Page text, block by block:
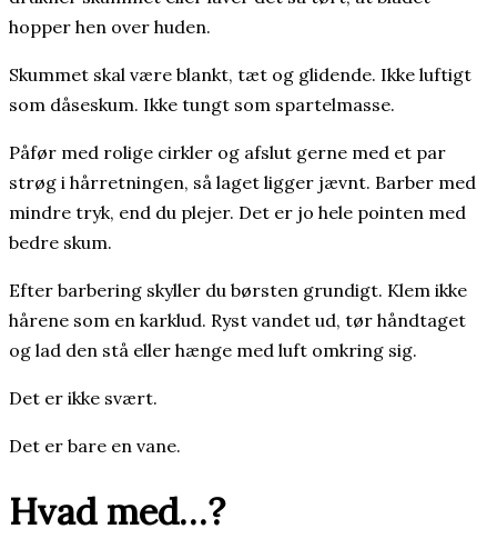
hopper hen over huden.
Skummet skal være blankt, tæt og glidende. Ikke luftigt
som dåseskum. Ikke tungt som spartelmasse.
Påfør med rolige cirkler og afslut gerne med et par
strøg i hårretningen, så laget ligger jævnt. Barber med
mindre tryk, end du plejer. Det er jo hele pointen med
bedre skum.
Efter barbering skyller du børsten grundigt. Klem ikke
hårene som en karklud. Ryst vandet ud, tør håndtaget
og lad den stå eller hænge med luft omkring sig.
Det er ikke svært.
Det er bare en vane.
Hvad med…?